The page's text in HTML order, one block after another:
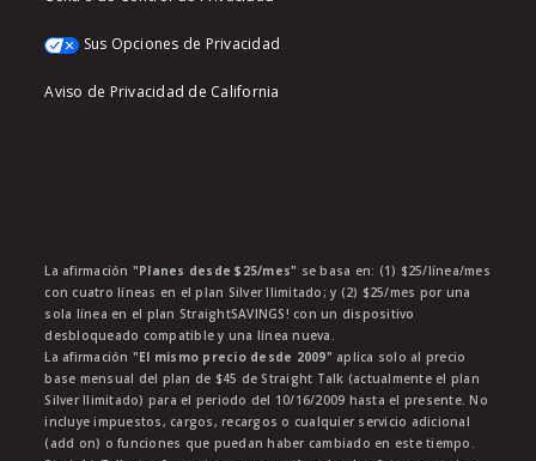
Sus Opciones de Privacidad
Aviso de Privacidad de California
La afirmación "Planes desde $25/mes" se basa en: (1) $25/línea/mes
con cuatro líneas en el plan Silver Ilimitado; y (2) $25/mes por una
sola línea en el plan StraightSAVINGS! con un dispositivo
desbloqueado compatible y una línea nueva.
La afirmación "El mismo precio desde 2009" aplica solo al precio
base mensual del plan de $45 de Straight Talk (actualmente el plan
Silver Ilimitado) para el periodo del 10/16/2009 hasta el presente. No
incluye impuestos, cargos, recargos o cualquier servicio adicional
(add on) o funciones que puedan haber cambiado en este tiempo.